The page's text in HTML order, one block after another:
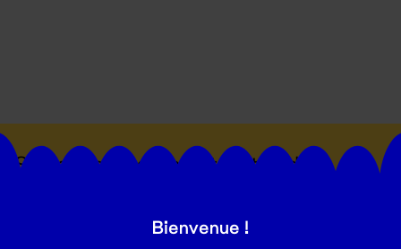
Suivez toutes les actualités du
Bienvenue !